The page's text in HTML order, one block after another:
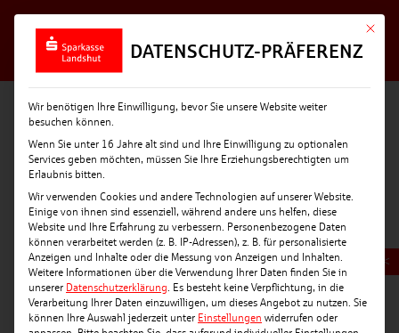
<
Mit
DATENSCHUTZ-PRÄFERENZ
Wir benötigen Ihre Einwilligung, bevor Sie unsere Website weiter
besuchen können.
Wenn Sie unter 16 Jahre alt sind und Ihre Einwilligung zu optionalen
Services geben möchten, müssen Sie Ihre Erziehungsberechtigten um
Erlaubnis bitten.
Wir verwenden Cookies und andere Technologien auf unserer Website.
Einige von ihnen sind essenziell, während andere uns helfen, diese
Website und Ihre Erfahrung zu verbessern. Personenbezogene Daten
können verarbeitet werden (z. B. IP-Adressen), z. B. für personalisierte
Anzeigen und Inhalte oder die Messung von Anzeigen und Inhalten.
Weitere Informationen über die Verwendung Ihrer Daten finden Sie in
unserer Datenschutzerklärung. Es besteht keine Verpflichtung, in die
Verarbeitung Ihrer Daten einzuwilligen, um dieses Angebot zu nutzen. Sie
können Ihre Auswahl jederzeit unter Einstellungen widerrufen oder